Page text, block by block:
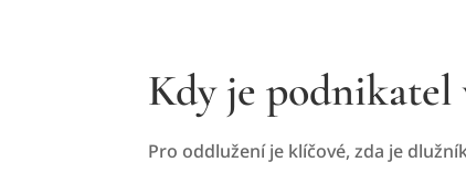
Kdy je
Pro oddlužení je klíčové, zda je